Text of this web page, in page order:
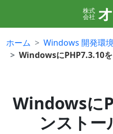
株式
会社
ホーム Windows 開発環
WindowsにPHP7.3.10
Windowsに
ンストー